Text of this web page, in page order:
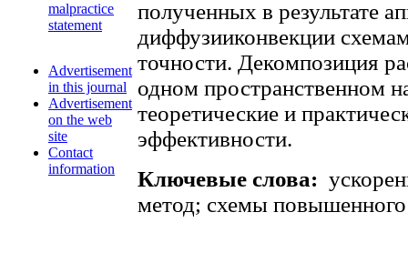
malpractice
statement
Advertisement
in this journal
Advertisement
on the web
site
Contact
information
полученных в результате
диффузииконвекции
точности. Декомпозиция
одном пространственном
теоретические и
эффективности.
Ключевые слова:
метод; схемы повышенного